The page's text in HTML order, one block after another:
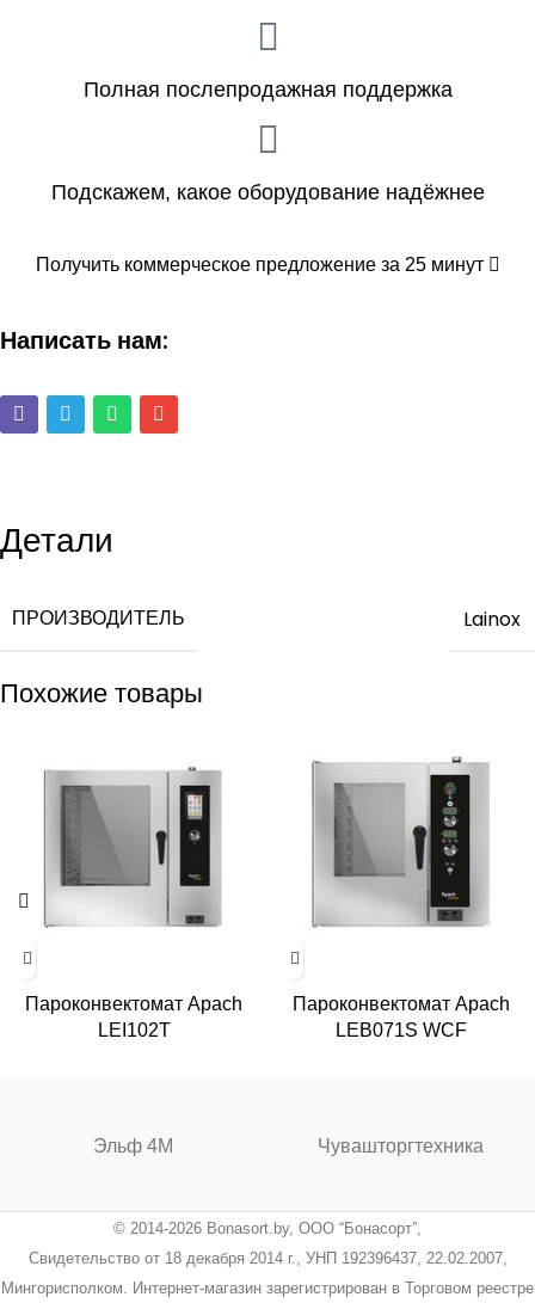
Полная послепродажная поддержка
Подскажем, какое оборудование надёжнее
Получить коммерческое предложение за 25 минут
Написать нам:
Детали
ПРОИЗВОДИТЕЛЬ Lainox
Похожие товары
Пароконвектомат Apach
LEI102T
Пароконвектомат Apach
LEВ071S WCF
Эльф 4М Чувашторгтехника
© 2014-2026 Bonasort.by, ООО “Бонасорт”,
Свидетельство от 18 декабря 2014 г., УНП 192396437, 22.02.2007,
Мингорисполком. Интернет-магазин зарегистрирован в Торговом реестре